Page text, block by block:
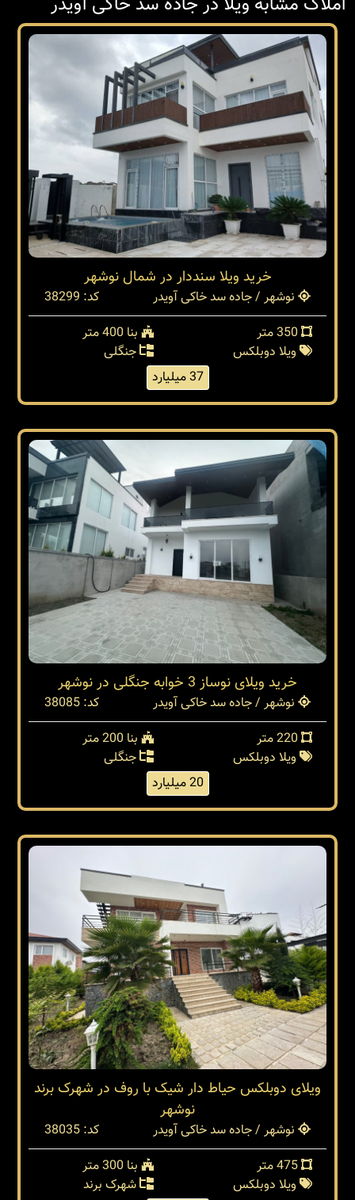
خرید ویلا سنددار در شمال نوشهر
نوشهر / جاده سد خاکی آویدر
کد: 38299
بنا 400 متر
ویلا دوبلکس
جنگلی
37 میلیارد
خرید ویلای نوساز 3 خوابه جنگلی در نوشهر
نوشهر / جاده سد خاکی آویدر
کد: 38085
بنا 200 متر
ویلا دوبلکس
جنگلی
20 میلیارد
ویلای دوبلکس حیاط دار شیک با روف در شهرک برند
نوشهر
نوشهر / جاده سد خاکی آویدر
کد: 38035
بنا 300 متر
ویلا دوبلکس
شهرک برند